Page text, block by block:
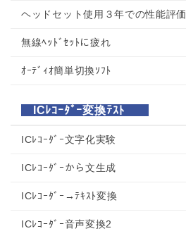
ヘッドセット使用３年での性能評価
無線ﾍｯﾄﾞｾｯﾄに疲れ
ｵｰﾃﾞｨｵ簡単切換ｿﾌﾄ
ICﾚｺｰﾀﾞｰ変換ﾃｽﾄ
ICﾚｺｰﾀﾞｰ文字化実験
ICﾚｺｰﾀﾞｰから文生成
ICﾚｺｰﾀﾞｰ→ﾃｷｽﾄ変換
ICﾚｺｰﾀﾞｰ音声変換2